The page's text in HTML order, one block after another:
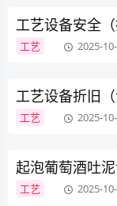
工艺设备安全
工艺 2025-
工艺设备折旧
工艺 2025-
起泡葡萄酒吐
工艺 2025-